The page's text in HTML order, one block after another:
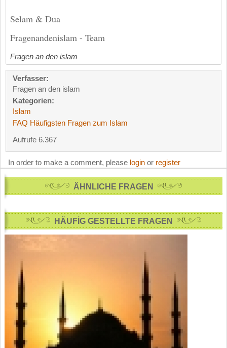
Selam & Dua
Fragenandenislam - Team
Fragen an den islam
Verfasser:
Fragen an den islam
Kategorien:
Islam
FAQ Häufigsten Fragen zum Islam
Aufrufe 6.367
In order to make a comment, please login or register
ÄHNLICHE FRAGEN
HÄUFİG GESTELLTE FRAGEN